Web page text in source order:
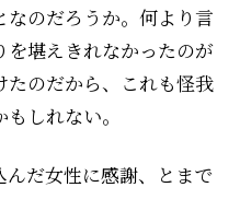
なのだろうか。何より言
堪えきれなかったのが
たのだから、これも怪我
しれない。
だ女性に感謝、とまで